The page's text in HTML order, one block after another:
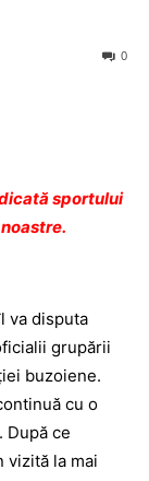
0
sportului
va disputa
grupării
buzoiene.
cu o
După ce
vizită la mai